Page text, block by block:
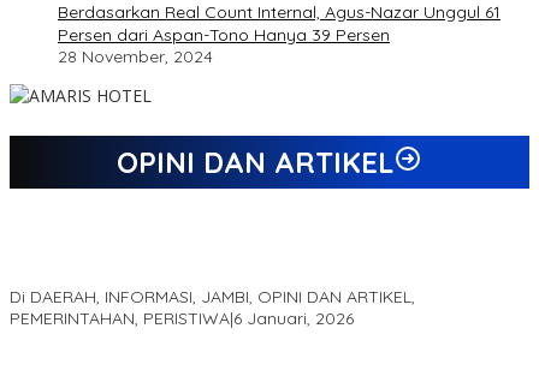
Berdasarkan Real Count Internal, Agus-Nazar Unggul 61
Persen dari Aspan-Tono Hanya 39 Persen
28 November, 2024
OPINI DAN ARTIKEL
Di DAERAH, INFORMASI, JAMBI, OPINI DAN ARTIKEL,
PEMERINTAHAN, PERISTIWA|6 Januari, 2026